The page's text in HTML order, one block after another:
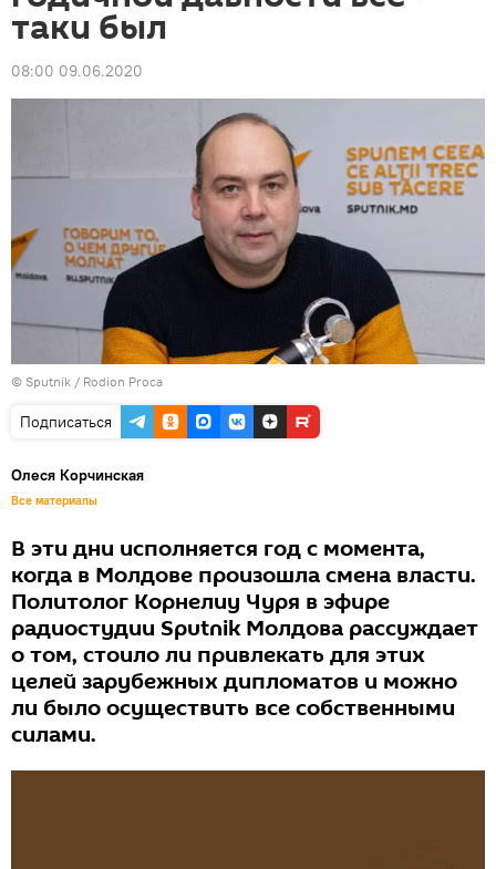
таки был
08:00 09.06.2020
© Sputnik / Rodion Proca
Подписаться
Олеся Корчинская
Все материалы
В эти дни исполняется год с момента,
когда в Молдове произошла смена власти.
Политолог Корнелиу Чуря в эфире
радиостудии Sputnik Молдова рассуждает
о том, стоило ли привлекать для этих
целей зарубежных дипломатов и можно
ли было осуществить все собственными
силами.